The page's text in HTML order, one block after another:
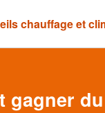
chauffage et
gagner